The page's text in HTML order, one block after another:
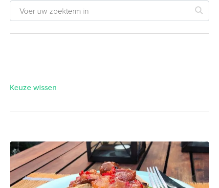
Keuze wissen